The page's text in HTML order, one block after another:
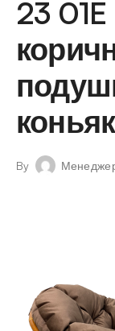
23
коньяк
By